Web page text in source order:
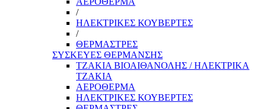
/
ΗΛΕΚΤΡΙΚΕΣ ΚΟΥΒΕΡΤΕΣ
/
ΘΕΡΜΑΣΤΡΕΣ
ΣΥΣΚΕΥΕΣ ΘΕΡΜΑΝΣΗΣ
ΤΖΑΚΙΑ ΒΙΟΑΙΘΑΝΟΛΗΣ / ΗΛΕΚΤΡΙΚΑ
ΤΖΑΚΙΑ
ΑΕΡΟΘΕΡΜΑ
ΗΛΕΚΤΡΙΚΕΣ ΚΟΥΒΕΡΤΕΣ